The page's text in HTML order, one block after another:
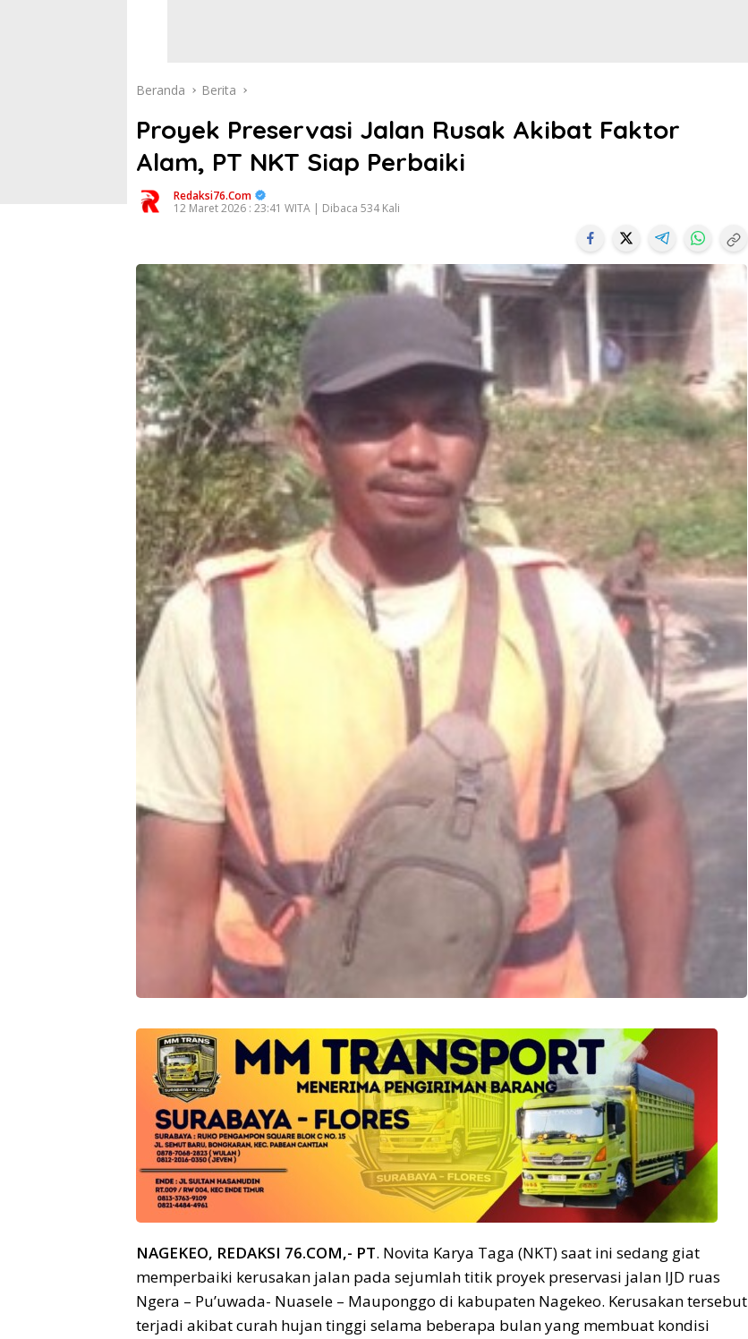
Beranda Berita
Proyek Preservasi Jalan Rusak Akibat Faktor
Alam, PT NKT Siap Perbaiki
Redaksi76.com
12 Maret 2026 : 23:41 WITA | Dibaca 534 Kali
NAGEKEO, REDAKSI 76.COM,- PT. Novita Karya Taga (NKT) saat ini sedang giat
memperbaiki kerusakan jalan pada sejumlah titik proyek preservasi jalan IJD ruas
Ngera – Pu’uwada- Nuasele – Mauponggo di kabupaten Nagekeo. Kerusakan tersebut
terjadi akibat curah hujan tinggi selama beberapa bulan yang membuat kondisi